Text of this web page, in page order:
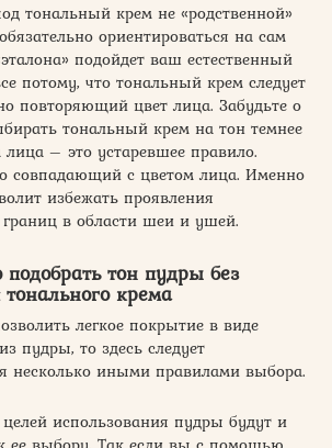
тональный крем не «родственной»
ориентироваться на сам
подойдет ваш естественный
потому, что тональный крем следует
повторяющий цвет лица. Забудьте о
тональный крем на тон темнее
лица – это устаревшее правило.
совпадающий с цветом лица. Именно
избежать проявления
в области шеи и ушей.
тон пудры без
крема
легкое покрытие в виде
пудры, то здесь следует
несколько иными правилами выбора.
использования пудры будут и